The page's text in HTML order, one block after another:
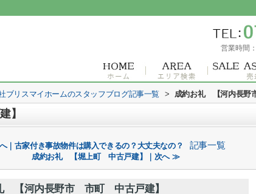
営業時間：
ブリスマイホームのスタッフブログ記事一覧 > 成約お礼 【河内長野
】
｜古家付き事故物件は購入できるの？大丈夫なの？ 記事一覧
成約お礼 【堀上町 中古戸建】｜次へ ≫
【河内長野市 市町 中古戸建】